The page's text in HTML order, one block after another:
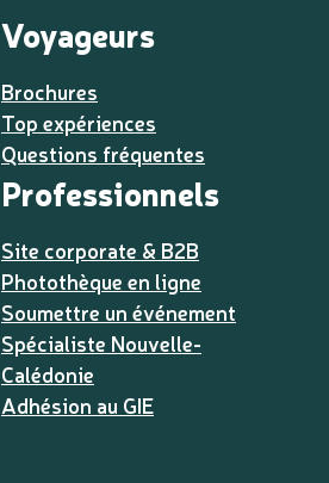
Voyageurs
Brochures
Top expériences
Questions fréquentes
Professionnels
Site corporate & B2B
Photothèque en ligne
Soumettre un événement
Spécialiste Nouvelle-
Calédonie
Adhésion au GIE